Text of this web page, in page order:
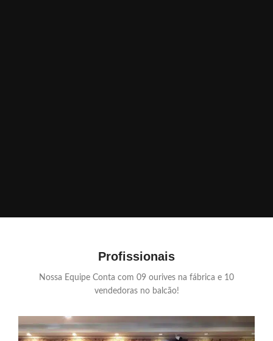
Profissionais
Nossa Equipe Conta com 09 ourives na fábrica e 10
vendedoras no balcão!